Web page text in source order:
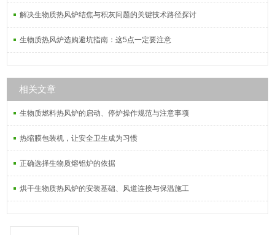
解决生物质热风炉结焦与积灰问题的关键技术路径探讨
生物质热风炉选购避坑指南：这5点一定要注意
相关文章
生物质燃料热风炉的启动、停炉操作规范与注意事项
热缩膜包装机，让安全卫生成为习惯
正确选择生物质熔铝炉的依据
烘干生物质热风炉的安装基础、风道连接与保温施工